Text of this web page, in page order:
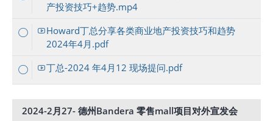
产投资技巧+趋势.mp4
Howard丁总分享各类商业地产投资技巧和趋势
2024年4月.pdf
丁总-2024 年4月12 现场提问.pdf
2024-2月27- 德州Bandera 零售mall项目对外宣发会